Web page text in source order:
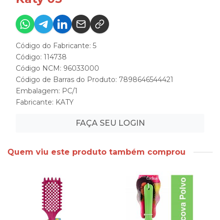
Código do Fabricante: 5
Código: 114738
Código NCM: 96033000
Código de Barras do Produto: 7898646544421
Embalagem: PC/1
Fabricante: KATY
FAÇA SEU LOGIN
Quem viu este produto também comprou